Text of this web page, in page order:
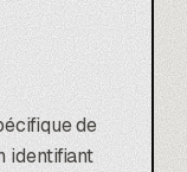
de
identifiant